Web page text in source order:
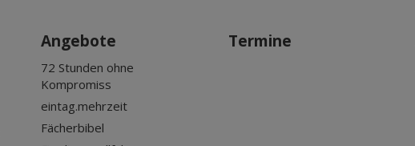
Angebote
72 Stunden ohne
Kompromiss
eintag.mehrzeit
Fächerbibel
Termine